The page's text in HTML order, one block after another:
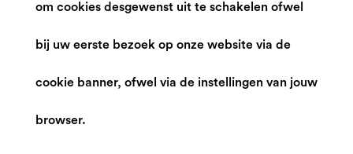
om cookies desgewenst uit te schakelen ofwel
bij uw eerste bezoek op onze website via de
cookie banner, ofwel via de instellingen van jouw
browser.